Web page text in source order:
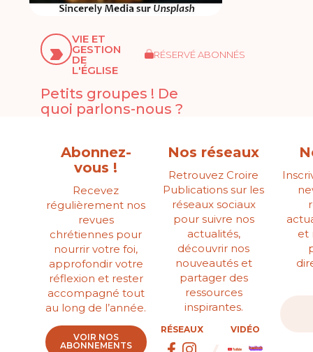
VIE ET
GESTION
DE
L'ÉGLISE
RÉSERVÉ ABONNÉS
Petits groupes ! De
quoi parlons-nous ?
Abonnez-
vous !
Recevez
régulièrement nos
revues
chrétiennes pour
nourrir votre foi,
approfondir votre
réflexion et rester
accompagné tout
au long de l’année.
VOIR NOS
ABONNEMENTS
Nos réseaux
Retrouvez Croire
Publications sur les
réseaux sociaux
pour suivre nos
actualités,
découvrir nos
nouveautés et
partager des
ressources
inspirantes.
RÉSEAUX VIDÉO
et